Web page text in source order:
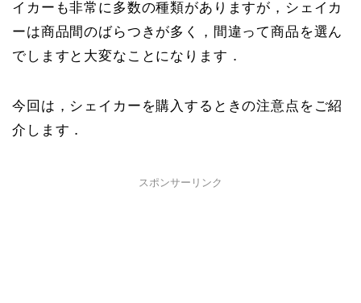
イカーも非常に多数の種類がありますが，シェイカ
ーは商品間のばらつきが多く，間違って商品を選ん
でしますと大変なことになります．
今回は，シェイカーを購入するときの注意点をご紹
介します．
スポンサーリンク